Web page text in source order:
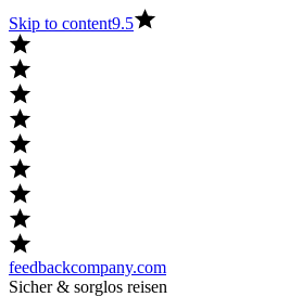
Skip to content9.5
feedbackcompany.com
Sicher & sorglos reisen